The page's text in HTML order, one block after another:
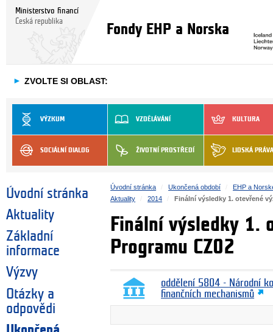
Ministerstvo financí
Česká republika
Fondy EHP a Norska
► ZVOLTE SI OBLAST:
VÝZKUM VZDĚLÁVÁNÍ KULTURA
SOCIÁLNÍ DIALOG ŽIVOTNÍ PROSTŘEDÍ LIDSKÁ PRÁVA
Úvodní stránka
Aktuality
Základní
informace
Výzvy
Otázky a
odpovědi
Úvodní stránka Ukončená období
EHP a
Aktuality
2014 Finální výsledky 1. otevřené
Finální výsledky 1.
Programu CZ02
oddělení 5804 - Národní
finančních mechanismů